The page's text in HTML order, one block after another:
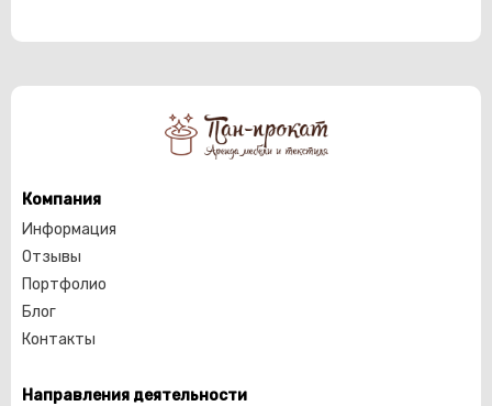
Компания
Информация
Отзывы
Портфолио
Блог
Контакты
Направления деятельности